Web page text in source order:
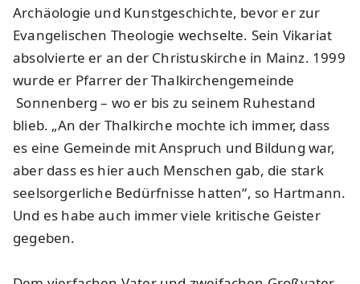
Archäologie und Kunstgeschichte, bevor er zur
Evangelischen Theologie wechselte. Sein Vikariat
absolvierte er an der Christuskirche in Mainz. 1999
wurde er Pfarrer der Thalkirchengemeinde
Sonnenberg – wo er bis zu seinem Ruhestand
blieb. „An der Thalkirche mochte ich immer, dass
es eine Gemeinde mit Anspruch und Bildung war,
aber dass es hier auch Menschen gab, die stark
seelsorgerliche Bedürfnisse hatten“, so Hartmann.
Und es habe auch immer viele kritische Geister
gegeben.